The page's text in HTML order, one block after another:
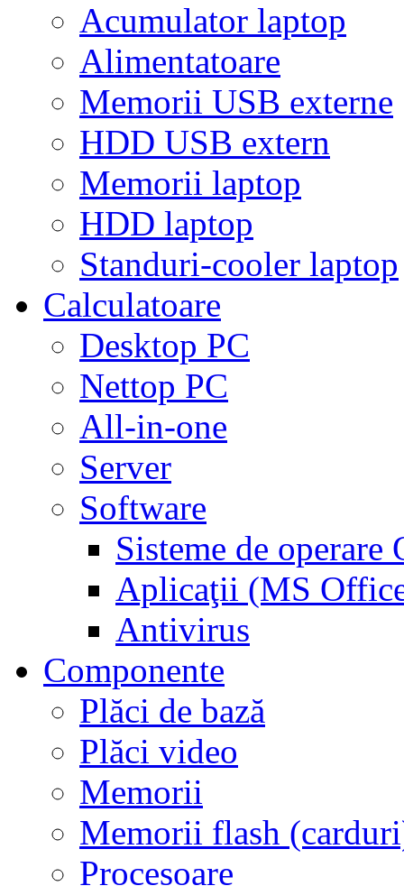
Acumulator laptop
Alimentatoare
Memorii USB externe
HDD USB extern
Memorii laptop
HDD laptop
Standuri-cooler laptop
Calculatoare
Desktop PC
Nettop PC
All-in-one
Server
Software
Sisteme de operare
Aplicaţii (MS
Antivirus
Componente
Plăci de bază
Plăci video
Memorii
Memorii flash
Procesoare